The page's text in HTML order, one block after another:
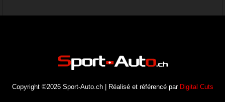
Copyright ©2026 Sport-Auto.ch | Réalisé et référencé par Digital Cuts